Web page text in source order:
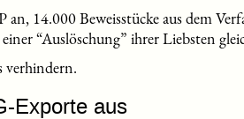
14.000 Beweisstücke aus dem
“Auslöschung” ihrer Liebsten
verhindern.
Exporte aus